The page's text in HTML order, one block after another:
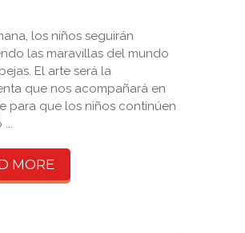
los niños seguirán
las maravillas del mundo
El arte será la
que nos acompañará en
para que los niños continúen
MORE